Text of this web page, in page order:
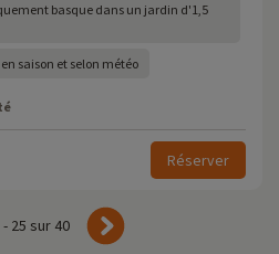
basque dans un jardin d'1,5
saison et selon météo
Réserver
- 25 sur 40